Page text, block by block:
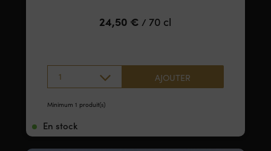
24,50 € / 70 cl
1 AJOUTER
Minimum 1 produit(s)
En stock